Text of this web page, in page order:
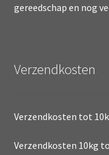
gereedschap en nog
Verzendkosten
Verzendkosten tot
Verzendkosten 10kg